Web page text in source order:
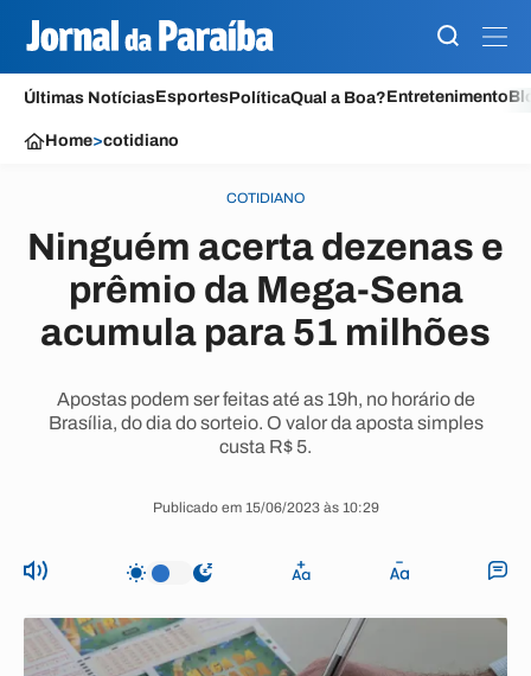
Últimas NotíciasEsportesPolíticaQual a Boa?Entretenimento
Home>cotidiano
COTIDIANO
Ninguém acerta dezenas e
prêmio da Mega-Sena
acumula para 51 milhões
Apostas podem ser feitas até as 19h, no horário de
Brasília, do dia do sorteio. O valor da aposta simples
custa R$ 5.
Publicado em 15/06/2023 às 10:29